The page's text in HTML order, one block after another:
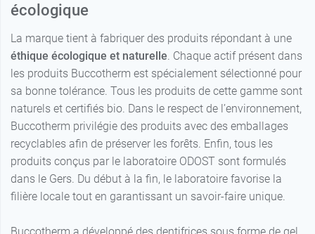
écologique
La marque tient à fabriquer des produits répondant à une
éthique écologique et naturelle. Chaque actif présent dans
les produits Buccotherm est spécialement sélectionné pour
sa bonne tolérance. Tous les produits de cette gamme sont
naturels et certifiés bio. Dans le respect de l’environnement,
Buccotherm privilégie des produits avec des emballages
recyclables afin de préserver les forêts. Enfin, tous les
produits conçus par le laboratoire ODOST sont formulés
dans le Gers. Du début à la fin, le laboratoire favorise la
filière locale tout en garantissant un savoir-faire unique.